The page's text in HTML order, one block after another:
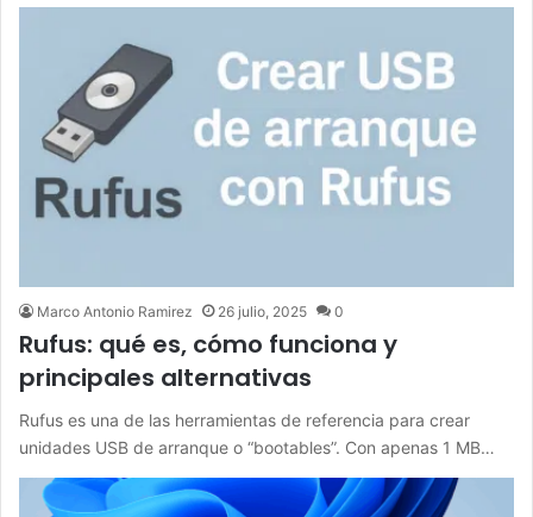
Marco Antonio Ramirez 26 julio, 2025 0
Rufus: qué es, cómo funciona y
principales alternativas
Rufus es una de las herramientas de referencia para crear
unidades USB de arranque o “bootables”. Con apenas 1 MB…